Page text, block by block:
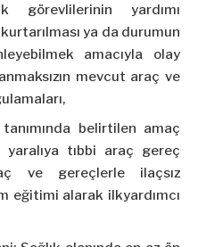
görevlilerinin yardımı
ya da durumun
amacıyla olay
mevcut araç ve
tanımında belirtilen amaç
tıbbi araç gereç
ve gereçlerle ilaçsız
eğitimi alarak ilkyardımcı